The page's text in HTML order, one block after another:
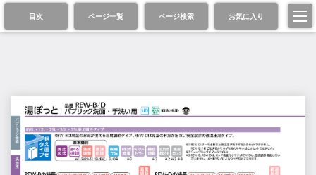
目次 ページ一覧 ページ検索 お気に入り